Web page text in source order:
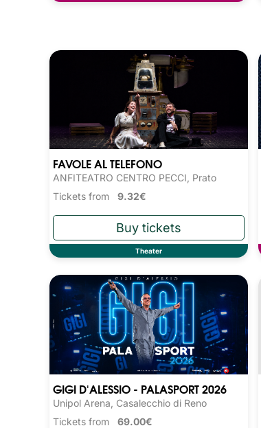
FAVOLE AL TELEFONO
ANFITEATRO CENTRO PECCI, Prato
Tickets from 9.32€
Theater
GIGI D'ALESSIO - PALASPORT 2026
Unipol Arena, Casalecchio di Reno
Tickets from 69.00€